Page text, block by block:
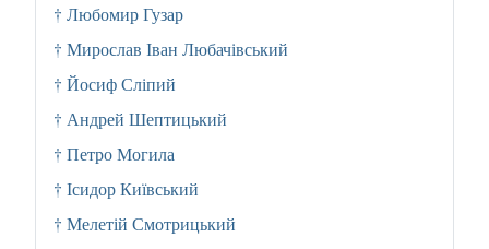
† Любомир Гузар
† Мирослав Іван Любачівський
† Йосиф Сліпий
† Андрей Шептицький
† Петро Могила
† Ісидор Київський
† Мелетій Смотрицький